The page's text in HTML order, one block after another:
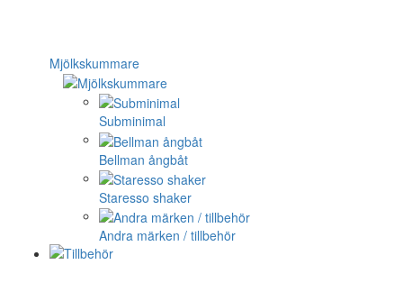
Mjölkskummare
Subminimal
Bellman ångbåt
Staresso shaker
Andra märken / tillbehör